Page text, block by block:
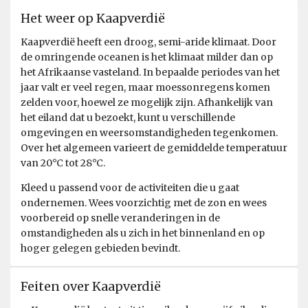
Manager from Cable & Wireless in the 1960s. I would
have liked to see a map of the route of the ship and our
progress whilst we were travelling.
Het weer op Kaapverdië
Kaapverdië heeft een droog, semi-aride klimaat. Door
de omringende oceanen is het klimaat milder dan op
het Afrikaanse vasteland. In bepaalde periodes van het
jaar valt er veel regen, maar moessonregens komen
zelden voor, hoewel ze mogelijk zijn. Afhankelijk van
het eiland dat u bezoekt, kunt u verschillende
omgevingen en weersomstandigheden tegenkomen.
Over het algemeen varieert de gemiddelde temperatuur
van 20°C tot 28°C.
Kleed u passend voor de activiteiten die u gaat
ondernemen. Wees voorzichtig met de zon en wees
voorbereid op snelle veranderingen in de
omstandigheden als u zich in het binnenland en op
hoger gelegen gebieden bevindt.
Feiten over Kaapverdië